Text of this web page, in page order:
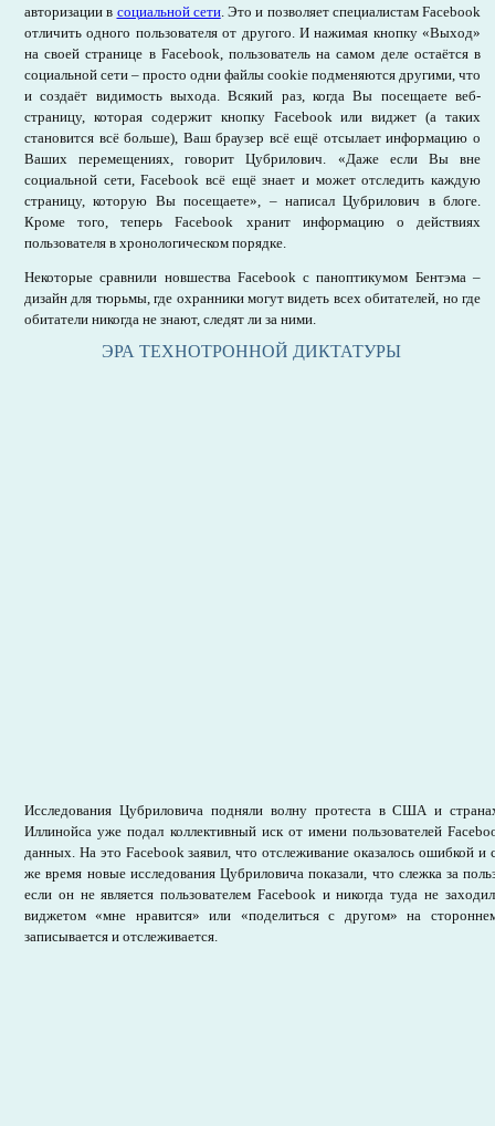
авторизации в социальной сети. Это и позволяет специалистам Facebook
отличить одного пользователя от другого. И нажимая кнопку «Выход»
на своей странице в Facebook, пользователь на самом деле остаётся в
социальной сети – просто одни файлы cookie подменяются другими, что
и создаёт видимость выхода. Всякий раз, когда Вы посещаете веб-
страницу, которая содержит кнопку Facebook или виджет (а таких
становится всё больше), Ваш браузер всё ещё отсылает информацию о
Ваших перемещениях, говорит Цубрилович. «Даже если Вы вне
социальной сети, Facebook всё ещё знает и может отследить каждую
страницу, которую Вы посещаете», – написал Цубрилович в блоге.
Кроме того, теперь Facebook хранит информацию о действиях
пользователя в хронологическом порядке.
Некоторые сравнили новшества Facebook с паноптикумом Бентэма –
дизайн для тюрьмы, где охранники могут видеть всех обитателей, но где
обитатели никогда не знают, следят ли за ними.
ЭРА ТЕХНОТРОННОЙ ДИКТАТУРЫ
Исследования Цубриловича подняли волну протеста в США и
Иллинойса уже подал коллективный иск от имени пользователей
данных. На это Facebook заявил, что отслеживание оказалось ошибкой
же время новые исследования Цубриловича показали, что слежка за
если он не является пользователем Facebook и никогда туда не
виджетом «мне нравится» или «поделиться с другом» на
записывается и отслеживается.